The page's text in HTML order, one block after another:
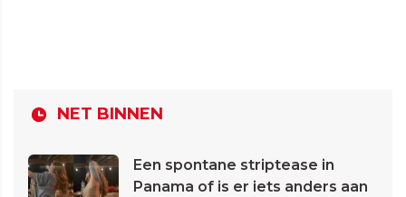
NET BINNEN
Een spontane striptease in
Panama of is er iets anders aan